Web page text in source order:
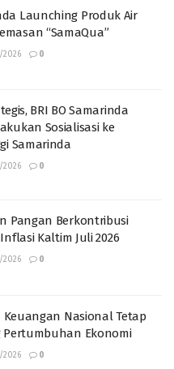
Launching Produk Air
“SamaQua”
0
BRI BO Samarinda
Sosialisasi ke
Samarinda
0
Pangan Berkontribusi
Kaltim Juli 2026
0
Keuangan Nasional Tetap
Pertumbuhan Ekonomi
0